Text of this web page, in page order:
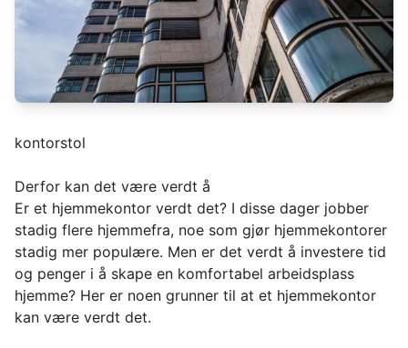
kontorstol
Derfor kan det være verdt å
Er et hjemmekontor verdt det? I disse dager jobber
stadig flere hjemmefra, noe som gjør hjemmekontorer
stadig mer populære. Men er det verdt å investere tid
og penger i å skape en komfortabel arbeidsplass
hjemme? Her er noen grunner til at et hjemmekontor
kan være verdt det.